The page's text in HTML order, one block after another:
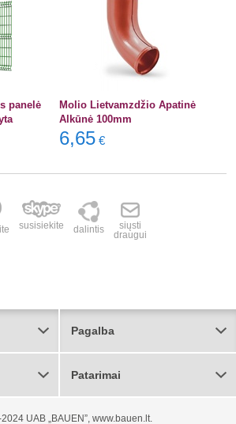
panelė
Molio Lietvamzdžio Apatinė
Alkūnė 100mm
6,65 €
susisiekite dalintis
siųsti
draugui
Pagalba
Patarimai
UAB „BAUEN”, www.bauen.lt.